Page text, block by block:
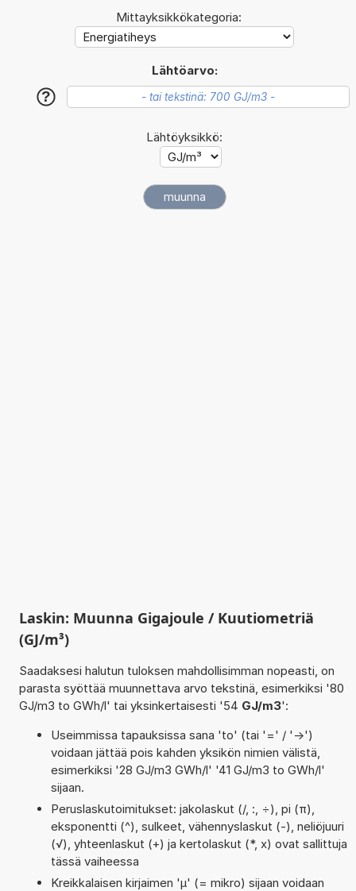
Mittayksikkökategoria:
Lähtöarvo:
?
Lähtöyksikkö:
Laskin: Muunna Gigajoule / Kuutiometriä
(GJ/m³)
Saadaksesi halutun tuloksen mahdollisimman nopeasti, on
parasta syöttää muunnettava arvo tekstinä, esimerkiksi '80
GJ/m3 to GWh/l' tai yksinkertaisesti '54 GJ/m3':
Useimmissa tapauksissa sana 'to' (tai '=' / '->')
voidaan jättää pois kahden yksikön nimien välistä,
esimerkiksi '28 GJ/m3 GWh/l' '41 GJ/m3 to GWh/l'
sijaan.
Peruslaskutoimitukset: jakolaskut (/, :, ÷), pi (π),
eksponentti (^), sulkeet, vähennyslaskut (-), neliöjuuri
(√), yhteenlaskut (+) ja kertolaskut (*, x) ovat sallittuja
tässä vaiheessa
Kreikkalaisen kirjaimen 'µ' (= mikro) sijaan voidaan